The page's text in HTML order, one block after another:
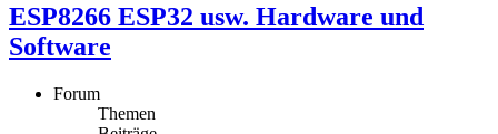
ESP8266 ESP32 usw. Hardware und
Software
Forum
Themen